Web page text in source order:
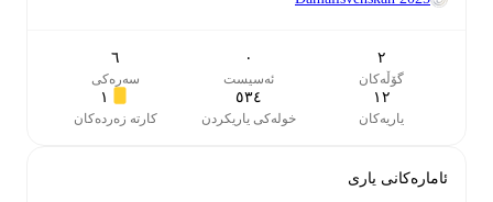
گۆڵەکان ئەسیست سەرەکی
یاریەکان خولەکی یاریکردن کارتە زەردەکان
ئامارەکانی یاری